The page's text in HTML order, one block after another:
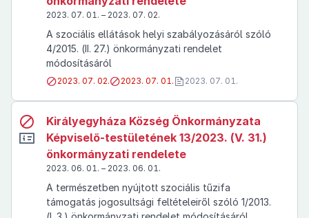
2023. 07. 01. – 2023. 07. 02.
A szociális ellátások helyi szabályozásáról szóló
4/2015. (II. 27.) önkormányzati rendelet
módosításáról
2023. 07. 02. 2023. 07. 01. 2023. 07. 01.
Királyegyháza Község Önkormányzata
Képviselő-testületének 13/2023. (V. 31.)
önkormányzati rendelete
2023. 06. 01. – 2023. 06. 01.
A természetben nyújtott szociális tűzifa
támogatás jogosultsági feltételeiről szóló 1/2013.